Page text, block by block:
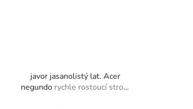
javor jasanolistý lat. Acer
negundo rychle rostoucí strom